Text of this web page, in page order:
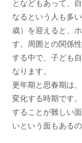
となどもあって、
なるという人も多
歳）を迎えると、
す。周囲との関係
する中で、子ども
なります。
更年期と思春期は
変化する時期です
することが難しい
いという面もある